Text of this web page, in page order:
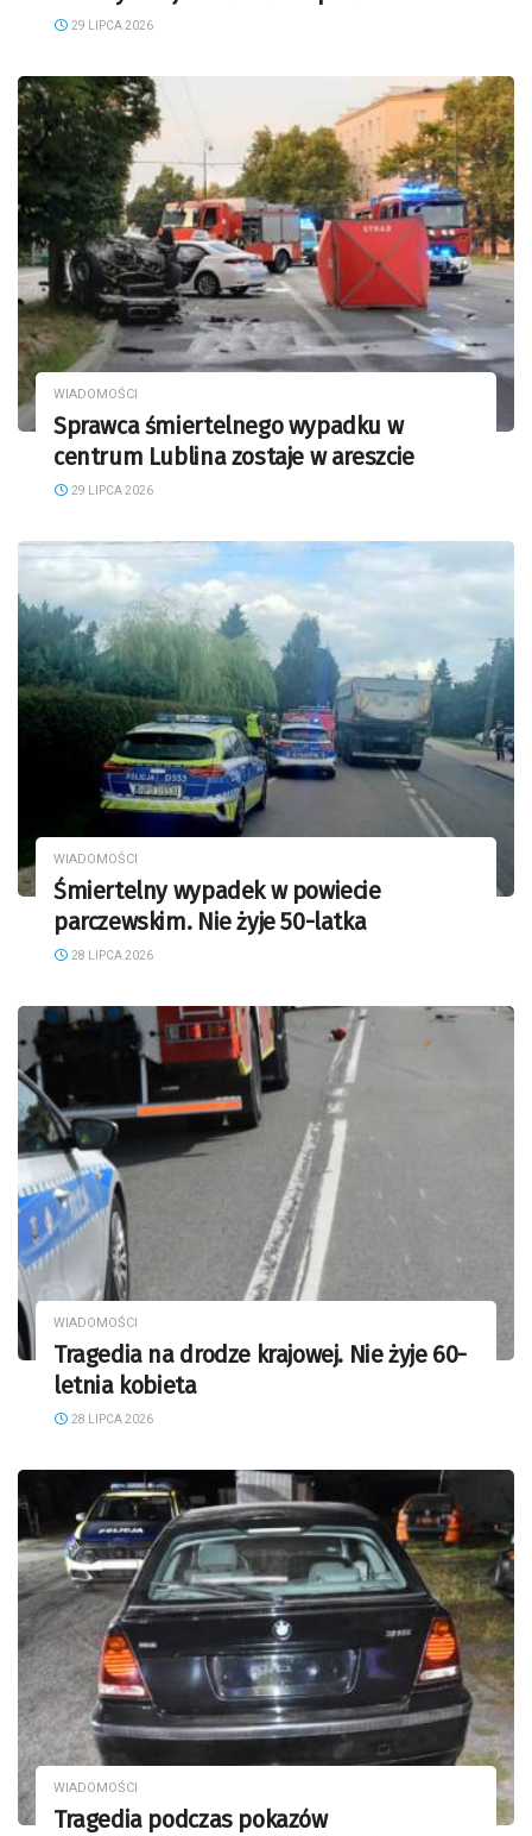
29 LIPCA 2026
WIADOMOŚCI
Sprawca śmiertelnego wypadku w
centrum Lublina zostaje w areszcie
29 LIPCA 2026
WIADOMOŚCI
Śmiertelny wypadek w powiecie
parczewskim. Nie żyje 50-latka
28 LIPCA 2026
WIADOMOŚCI
Tragedia na drodze krajowej. Nie żyje 60-
letnia kobieta
28 LIPCA 2026
WIADOMOŚCI
Tragedia podczas pokazów